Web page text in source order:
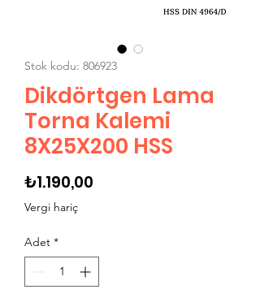
Stok kodu: 806923
Dikdörtgen Lama
Torna Kalemi
8X25X200 HSS
₺1.190,00
Vergi hariç
Adet *